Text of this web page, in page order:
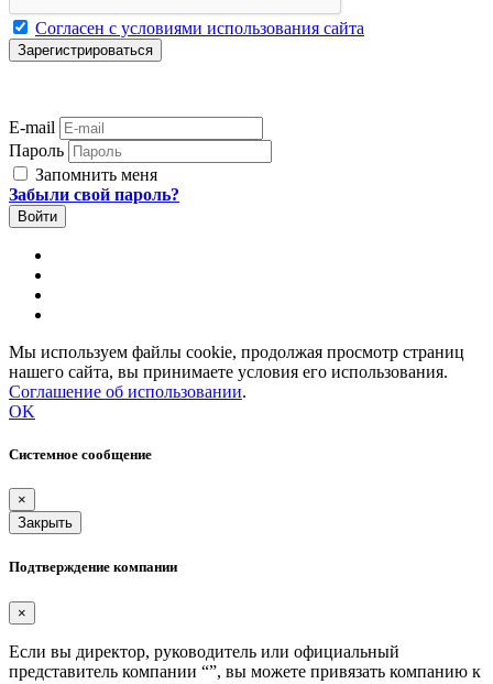
Согласен с условиями использования сайта
E-mail
Пароль
Запомнить меня
Забыли свой пароль?
Мы используем файлы cookie, продолжая просмотр страниц
нашего сайта, вы принимаете условия его использования.
Соглашение об использовании.
OK
Системное сообщение
×
Закрыть
Подтверждение компании
×
Если вы директор, руководитель или официальный
представитель компании “”, вы можете привязать компанию к